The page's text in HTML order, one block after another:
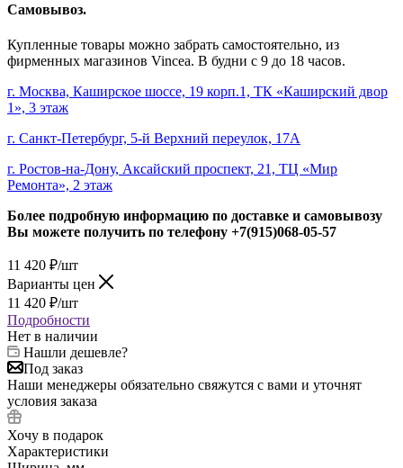
Самовывоз.
Купленные товары можно забрать самостоятельно, из
фирменных магазинов Vincea. В будни с 9 до 18 часов.
г. Москва, Каширское шоссе, 19 корп.1, ТК «Каширский двор
1», 3 этаж
г. Санкт-Петербург, 5-й Верхний переулок, 17А
г. Ростов-на-Дону, Аксайский проспект, 21, ТЦ «Мир
Ремонта», 2 этаж
Более подробную информацию по доставке и самовывозу
Вы можете получить по телефону +7(915)068-05-57
11 420 ₽/шт
Варианты цен
11 420 ₽/шт
Подробности
Нет в наличии
Нашли дешевле?
Под заказ
Наши менеджеры обязательно свяжутся с вами и уточнят
условия заказа
Хочу в подарок
Характеристики